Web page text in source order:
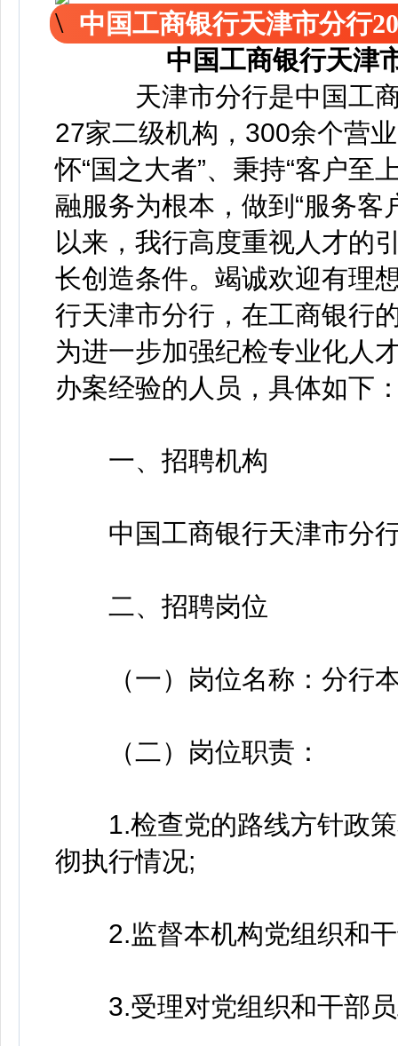
中国工商银行天津市分行
中国工商银行天津
天津市分行是中国工商
27家二级机构，300余个营
怀“国之大者”、秉持“客户至
融服务为根本，做到“服务
以来，我行高度重视人才的
长创造条件。竭诚欢迎有理
行天津市分行，在工商银
为进一步加强纪检专业化人
办案经验的人员，具体如下
一、招聘机构
中国工商银行天津市分
二、招聘岗位
（一）岗位名称：分行
（二）岗位职责：
1.检查党的路线方针政策
彻执行情况;
2.监督本机构党组织和干
3.受理对党组织和干部员